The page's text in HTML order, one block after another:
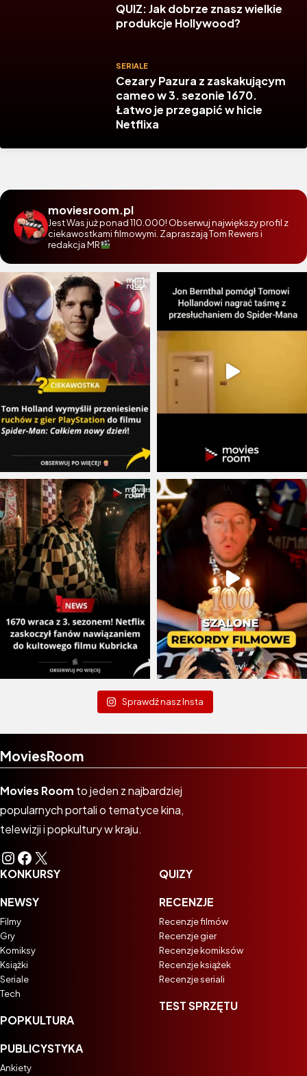
QUIZ: Jak dobrze znasz wielkie
produkcje Hollywood?
SERIALE
Cezary Pazura z zaskakującym
cameo w 3. sezonie 1670.
Łatwo je przegapić w hicie
Netflixa
moviesroom.pl
Jest Was już ponad 110.000! Obserwuj największy profil z
ciekawostkami filmowymi. Zapraszają Tom Rewers i
redakcja MR
Sprawdź nasz Insta
MoviesRoom
Movies Room to jeden z najbardziej
popularnych portali o tematyce kina,
telewizji i popkultury w kraju.
Instagram
Facebook
X
KONKURSY
NEWSY
Filmy
Gry
Komiksy
Książki
Seriale
Tech
POPKULTURA
PUBLICYSTYKA
Ankiety
QUIZY
RECENZJE
Recenzje filmów
Recenzje gier
Recenzje komiksów
Recenzje książek
Recenzje seriali
TEST SPRZĘTU